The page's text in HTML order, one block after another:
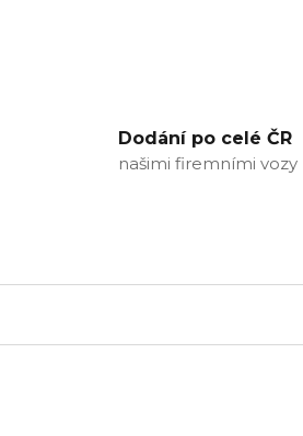
Dodání po celé ČR
našimi firemními vozy